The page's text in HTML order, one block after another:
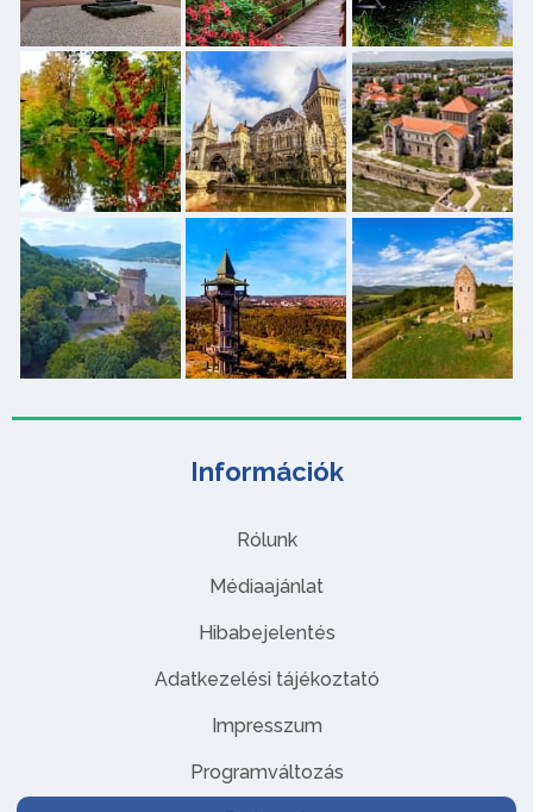
Információk
Rólunk
Médiaajánlat
Hibabejelentés
Adatkezelési tájékoztató
Impresszum
Programváltozás